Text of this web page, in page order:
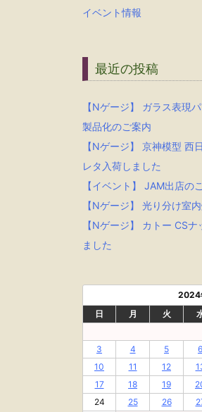
イベント情報
最近の投稿
【Nゲージ】 ガラス表現
製品化のご案内
【Nゲージ】 京神模型 西
レタ入荷しました
【イベント】 JAM出店の
【Nゲージ】 光り分け室
【Nゲージ】 カトー CS
ました
2024
日
月 火
3
4 5 6
10
11 12
17
18 19
24
25 26